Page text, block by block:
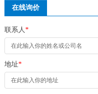
在线询价
联系人*
地址*